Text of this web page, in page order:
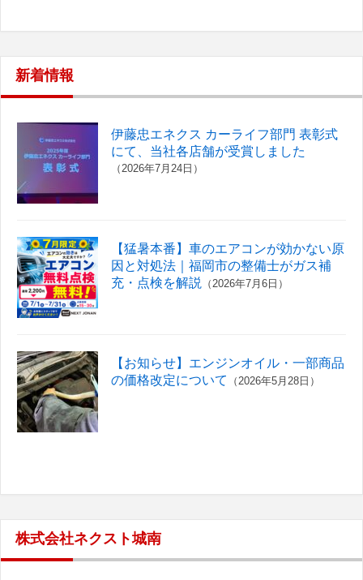
新着情報
伊藤忠エネクス カーライフ部門 表彰式
にて、当社各店舗が受賞しました
（2026年7月24日）
【猛暑本番】車のエアコンが効かない原
因と対処法｜福岡市の整備士がガス補
充・点検を解説
（2026年7月6日）
【お知らせ】エンジンオイル・一部商品
の価格改定について
（2026年5月28日）
株式会社ネクスト城南